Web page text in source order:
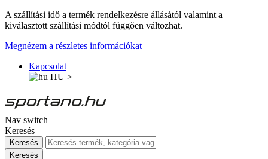
A szállítási idő a termék rendelkezésre állásától valamint a
kiválasztott szállítási módtól függően változhat.
Megnézem a részletes információkat
Kapcsolat
HU >
Nav switch
Keresés
Keresés
Keresés